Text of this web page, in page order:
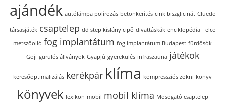
ajándék autólámpa polírozás betonkerítés cink biszglicinát Cluedo
társasjáték csaptelep dd step kislány cipő divattáskák enciklopédia Felco
metszőolló fog implantátum fog implantátum Budapest fürdősók
Goji gurulós állványok Gyapjú gyerekülés infraszauna játékok
keresőoptimalizálás kerékpár klíma kompressziós zokni könyv
könyvek lexikon mobil mobil klíma Mosogató csaptelep